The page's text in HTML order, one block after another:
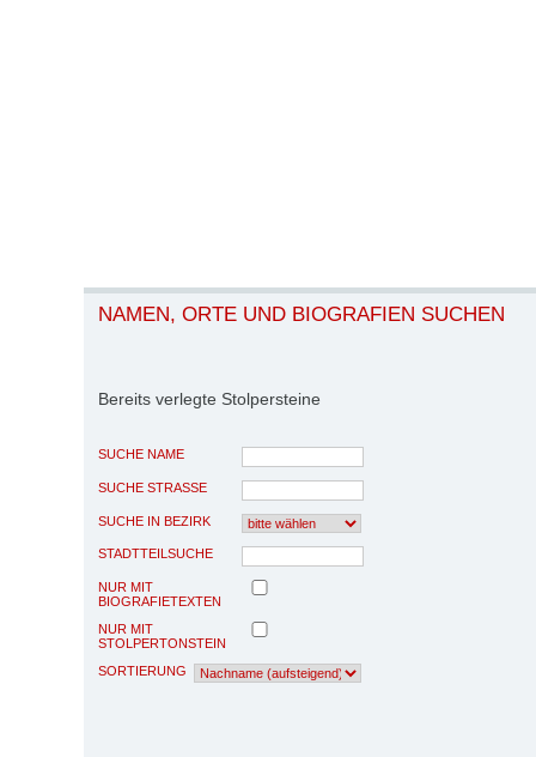
NAMEN, ORTE UND BIOGRAFIEN SUCHEN
Bereits verlegte Stolpersteine
SUCHE NAME
SUCHE STRASSE
SUCHE IN BEZIRK
STADTTEILSUCHE
NUR MIT
BIOGRAFIETEXTEN
NUR MIT
STOLPERTONSTEIN
SORTIERUNG